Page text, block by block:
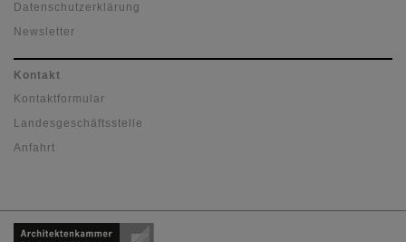
Datenschutzerklärung
Newsletter
Kontakt
Kontaktformular
Landesgeschäftsstelle
Anfahrt